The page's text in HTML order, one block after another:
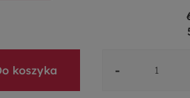
koszyka -